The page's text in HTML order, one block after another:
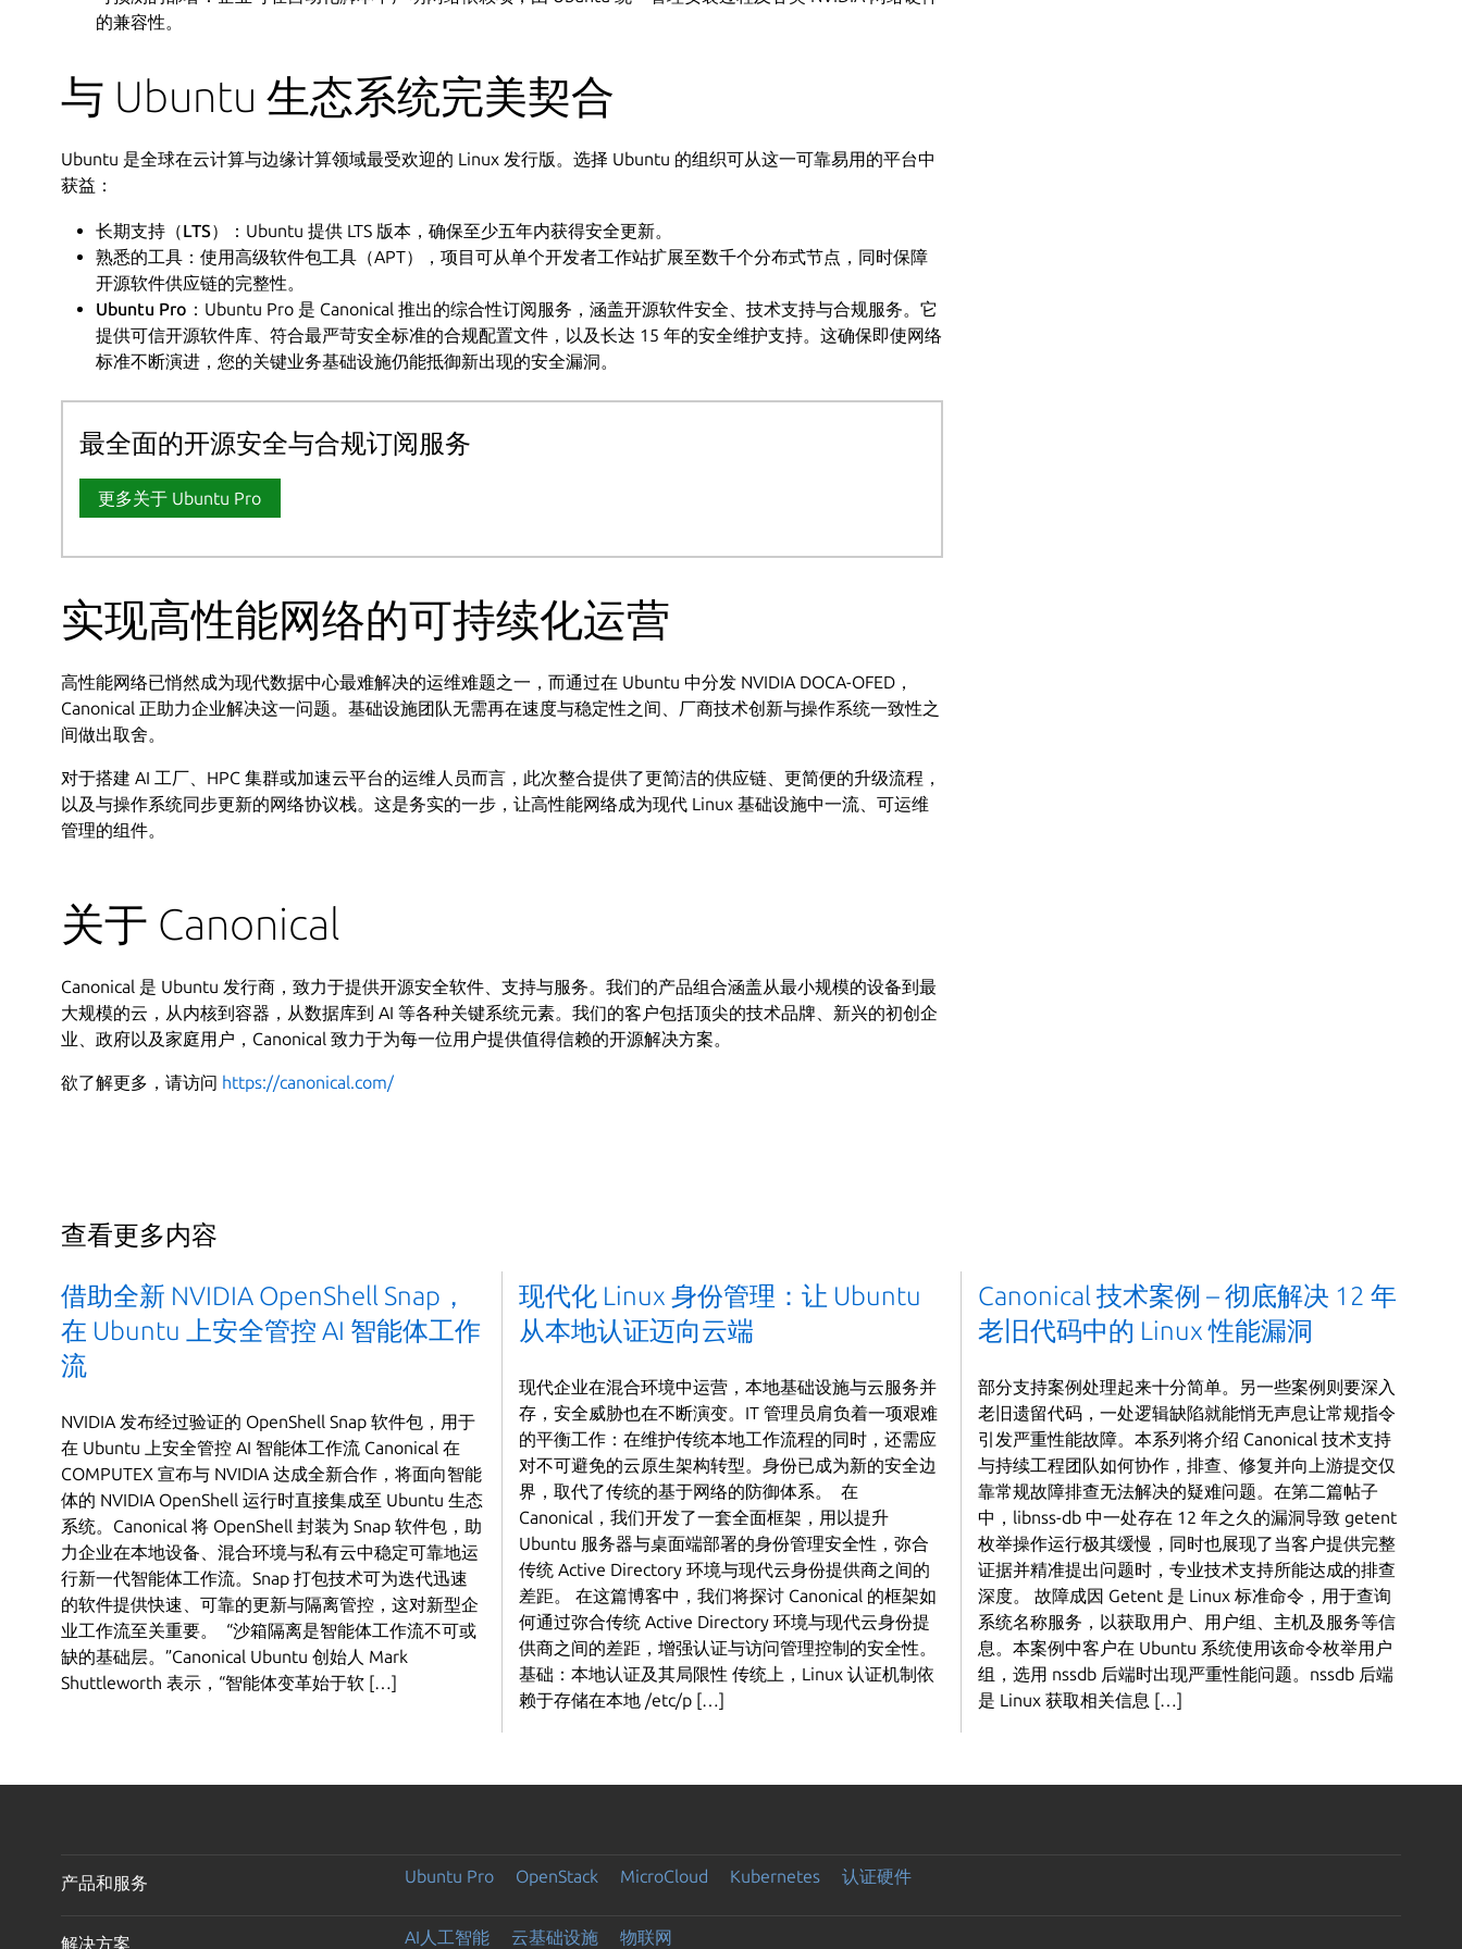
的兼容性。
与 Ubuntu 生态系统完美契合
Ubuntu 是全球在云计算与边缘计算领域最受欢迎的 Linux 发行版。选择 Ubuntu 的组织可从这一可靠易用的平台中
获益：
长期支持（LTS）： Ubuntu 提供 LTS 版本，确保至少五年内获得安全更新。
熟悉的工具： 使用高级软件包工具（APT），项目可从单个开发者工作站扩展至数千个分布式节点，同时保障
开源软件供应链的完整性。
Ubuntu Pro： Ubuntu Pro 是 Canonical 推出的综合性订阅服务，涵盖开源软件安全、技术支持与合规服务。它
提供可信开源软件库、符合最严苛安全标准的合规配置文件，以及长达 15 年的安全维护支持。这确保即使网络
标准不断演进，您的关键业务基础设施仍能抵御新出现的安全漏洞。
最全面的开源安全与合规订阅服务
更多关于 Ubuntu Pro
实现高性能网络的可持续化运营
高性能网络已悄然成为现代数据中心最难解决的运维难题之一，而通过在 Ubuntu 中分发 NVIDIA DOCA-OFED，
Canonical 正助力企业解决这一问题。基础设施团队无需再在速度与稳定性之间、厂商技术创新与操作系统一致性之
间做出取舍。
对于搭建 AI 工厂、HPC 集群或加速云平台的运维人员而言，此次整合提供了更简洁的供应链、更简便的升级流程，
以及与操作系统同步更新的网络协议栈。这是务实的一步，让高性能网络成为现代 Linux 基础设施中一流、可运维
管理的组件。
关于 Canonical
Canonical 是 Ubuntu 发行商，致力于提供开源安全软件、支持与服务。我们的产品组合涵盖从最小规模的设备到最
大规模的云，从内核到容器，从数据库到 AI 等各种关键系统元素。我们的客户包括顶尖的技术品牌、新兴的初创企
业、政府以及家庭用户，Canonical 致力于为每一位用户提供值得信赖的开源解决方案。
欲了解更多，请访问 https://canonical.com/
查看更多内容
借助全新 NVIDIA OpenShell Snap，
在 Ubuntu 上安全管控 AI 智能体工作
流
NVIDIA 发布经过验证的 OpenShell Snap 软件包，用于
在 Ubuntu 上安全管控 AI 智能体工作流 Canonical 在
COMPUTEX 宣布与 NVIDIA 达成全新合作，将面向智能
体的 NVIDIA OpenShell 运行时直接集成至 Ubuntu 生态
系统。Canonical 将 OpenShell 封装为 Snap 软件包，助
力企业在本地设备、混合环境与私有云中稳定可靠地运
行新一代智能体工作流。Snap 打包技术可为迭代迅速
的软件提供快速、可靠的更新与隔离管控，这对新型企
业工作流至关重要。 “沙箱隔离是智能体工作流不可或
缺的基础层。”Canonical Ubuntu 创始人 Mark
Shuttleworth 表示，“智能体变革始于软 […]
现代化 Linux 身份管理：让 Ubuntu
从本地认证迈向云端
现代企业在混合环境中运营，本地基础设施与云服务并
存，安全威胁也在不断演变。IT 管理员肩负着一项艰难
的平衡工作：在维护传统本地工作流程的同时，还需应
对不可避免的云原生架构转型。身份已成为新的安全边
界，取代了传统的基于网络的防御体系。 在
Canonical，我们开发了一套全面框架，用以提升
Ubuntu 服务器与桌面端部署的身份管理安全性，弥合
传统 Active Directory 环境与现代云身份提供商之间的
差距。 在这篇博客中，我们将探讨 Canonical 的框架如
何通过弥合传统 Active Directory 环境与现代云身份提
供商之间的差距，增强认证与访问管理控制的安全性。
基础：本地认证及其局限性 传统上，Linux 认证机制依
赖于存储在本地 /etc/p […]
Canonical 技术案例 – 彻底解决 12 年
老旧代码中的 Linux 性能漏洞
部分支持案例处理起来十分简单。另一些案例则要深入
老旧遗留代码，一处逻辑缺陷就能悄无声息让常规指令
引发严重性能故障。本系列将介绍 Canonical 技术支持
与持续工程团队如何协作，排查、修复并向上游提交仅
靠常规故障排查无法解决的疑难问题。在第二篇帖子
中，libnss-db 中一处存在 12 年之久的漏洞导致 getent
枚举操作运行极其缓慢，同时也展现了当客户提供完整
证据并精准提出问题时，专业技术支持所能达成的排查
深度。 故障成因 Getent 是 Linux 标准命令，用于查询
系统名称服务，以获取用户、用户组、主机及服务等信
息。本案例中客户在 Ubuntu 系统使用该命令枚举用户
组，选用 nssdb 后端时出现严重性能问题。nssdb 后端
是 Linux 获取相关信息 […]
产品和服务 Ubuntu Pro OpenStack MicroCloud Kubernetes 认证硬件
解决方案 AI人工智能 云基础设施 物联网